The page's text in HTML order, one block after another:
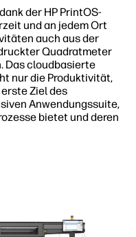
der HP PrintOS-
und an jedem Ort
auch aus der
Quadratmeter
Das cloudbasierte
nur die Produktivität,
Ziel des
Anwendungssuite,
bietet und deren